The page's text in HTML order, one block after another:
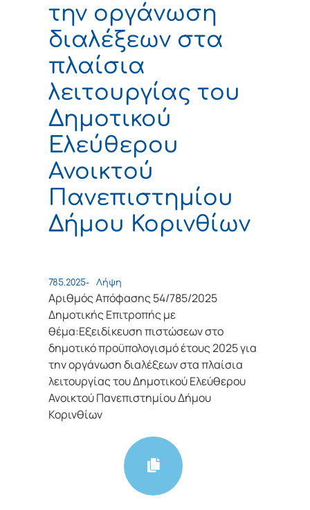
την οργάνωση
διαλέξεων στα
πλαίσια
λειτουργίας του
Δημοτικού
Ελεύθερου
Ανοικτού
Πανεπιστημίου
Δήμου Κορινθίων
785.2025- Λήψη
Αριθμός Απόφασης 54/785/2025
Δημοτικής Επιτροπής με
θέμα:Εξειδίκευση πιστώσεων στο
δημοτικό προϋπολογισμό έτους 2025 για
την οργάνωση διαλέξεων στα πλαίσια
λειτουργίας του Δημοτικού Ελεύθερου
Ανοικτού Πανεπιστημίου Δήμου
Κορινθίων